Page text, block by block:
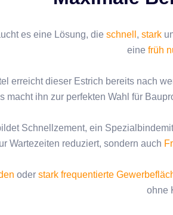
es eine Lösung, die schnell , stark
eine früh
erreicht dieser Estrich bereits nach
macht ihn zur perfekten Wahl für
Schnellzement, ein
Wartezeiten reduziert, sondern auch
oder stark frequentierte
ohne